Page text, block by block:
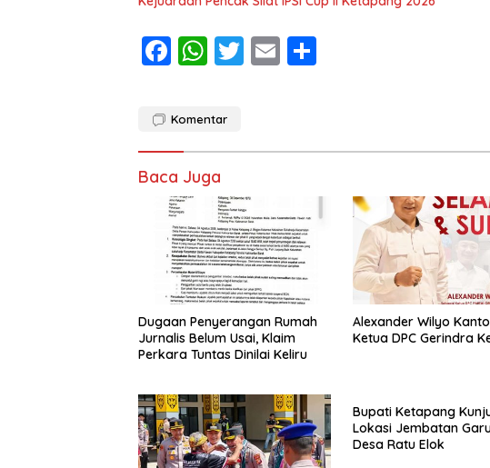
F
e
o
o
k
W
at
A
p
p
T E
Komentar
Baca Juga
Dugaan Penyerangan Rumah
Jurnalis Belum Usai, Klaim
Perkara Tuntas Dinilai Keliru
Alexander Wilyo
Ketua DPC Gerindra
Bupati Ketapang
Lokasi Jembatan
Desa Ratu Elok